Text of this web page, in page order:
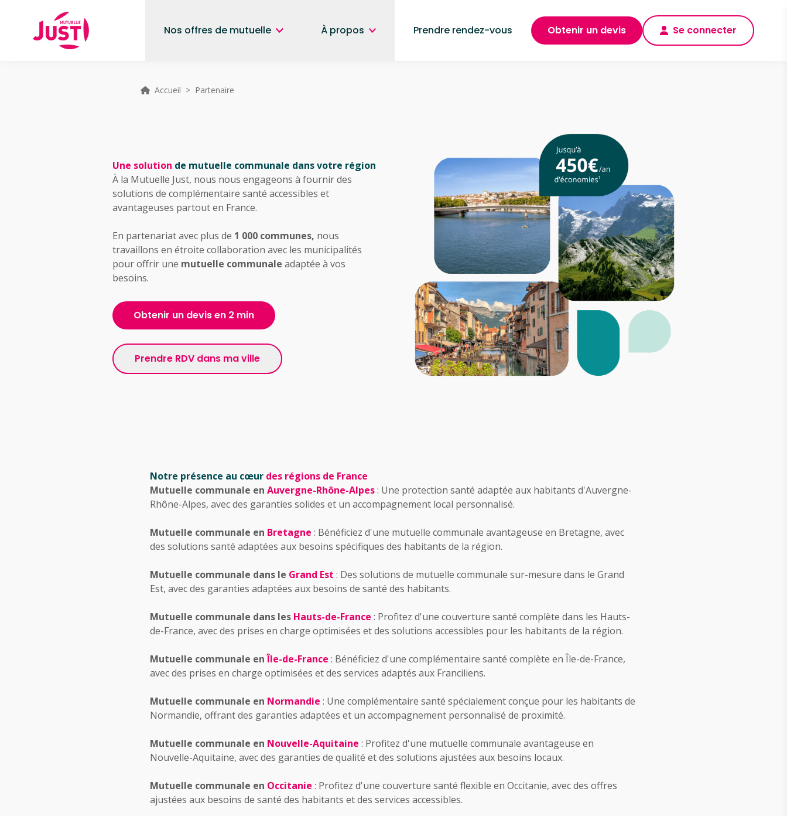
Nos offres de mutuelle À propos Prendre rendez-vous Obtenir un devis Se connecter
Accueil > Partenaire
Une solution de mutuelle communale dans votre région
À la Mutuelle Just, nous nous engageons à fournir des
solutions de complémentaire santé accessibles et
avantageuses partout en France.
En partenariat avec plus de 1 000 communes, nous
travaillons en étroite collaboration avec les municipalités
pour offrir une mutuelle communale adaptée à vos
besoins.
Obtenir un devis en 2 min
Prendre RDV dans ma ville
Notre présence au cœur des régions de France
Mutuelle communale en Auvergne-Rhône-Alpes: Une protection santé adaptée aux habitants d'Auvergne-
Rhône-Alpes, avec des garanties solides et un accompagnement local personnalisé.
Mutuelle communale en Bretagne : Bénéficiez d'une mutuelle communale avantageuse en Bretagne, avec
des solutions santé adaptées aux besoins spécifiques des habitants de la région.
Mutuelle communale dans le Grand Est : Des solutions de mutuelle communale sur-mesure dans le Grand
Est, avec des garanties adaptées aux besoins de santé des habitants.
Mutuelle communale dans les Hauts-de-France : Profitez d'une couverture santé complète dans les Hauts-
de-France, avec des prises en charge optimisées et des solutions accessibles pour les habitants de la région.
Mutuelle communale en Île-de-France : Bénéficiez d'une complémentaire santé complète en Île-de-France,
avec des prises en charge optimisées et des services adaptés aux Franciliens.
Mutuelle communale en Normandie : Une complémentaire santé spécialement conçue pour les habitants de
Normandie, offrant des garanties adaptées et un accompagnement personnalisé de proximité.
Mutuelle communale en Nouvelle-Aquitaine : Profitez d'une mutuelle communale avantageuse en
Nouvelle-Aquitaine, avec des garanties de qualité et des solutions ajustées aux besoins locaux.
Mutuelle communale en Occitanie : Profitez d'une couverture santé flexible en Occitanie, avec des offres
ajustées aux besoins de santé des habitants et des services accessibles.